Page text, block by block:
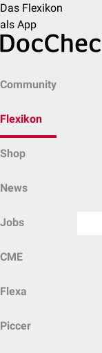
Das Flexikon
als App
Community
Flexikon
Shop
News
Jobs
CME
Flexa
Piccer